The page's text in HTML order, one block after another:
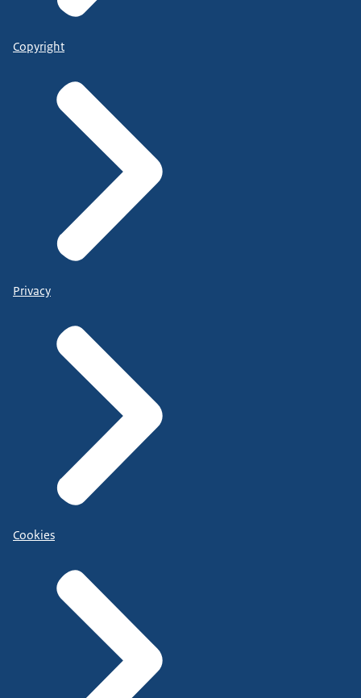
Copyright
Privacy
Cookies